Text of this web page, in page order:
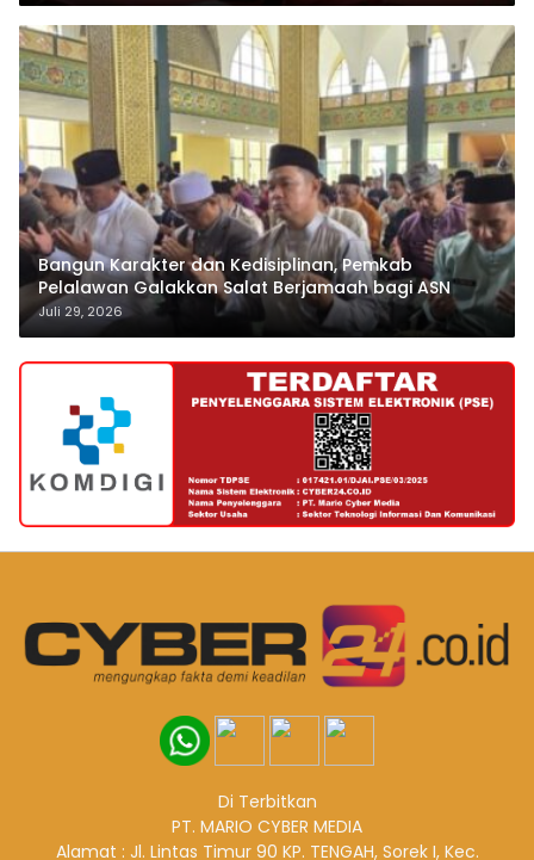
Bangun Karakter dan Kedisiplinan, Pemkab
Pelalawan Galakkan Salat Berjamaah bagi ASN
Juli 29, 2026
Di Terbitkan
PT. MARIO CYBER MEDIA
Alamat : Jl. Lintas Timur 90 KP. TENGAH, Sorek I, Kec.